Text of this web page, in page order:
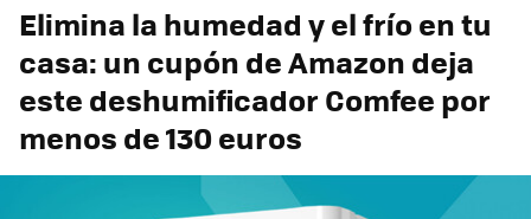
Elimina la humedad y el frío en tu
casa: un cupón de Amazon deja
este deshumificador Comfee por
menos de 130 euros